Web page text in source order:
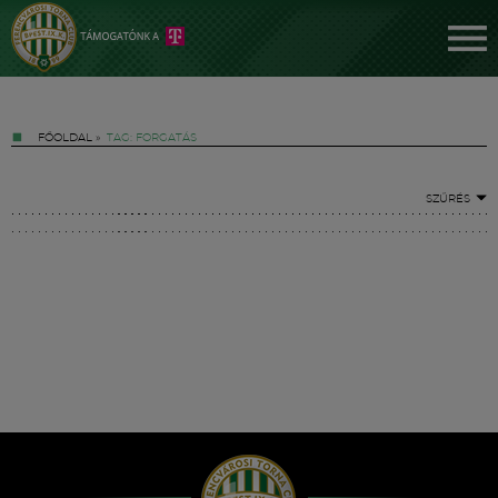
FŐOLDAL » TAG: FORGATÁS
SZŰRÉS
Hírek